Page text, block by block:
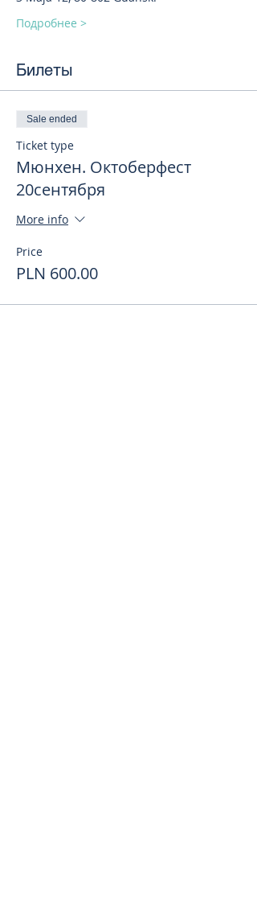
Подробнее >
Билеты
Sale ended
Ticket type
Мюнхен. Октоберфест
20сентября
More info
Price
PLN 600.00